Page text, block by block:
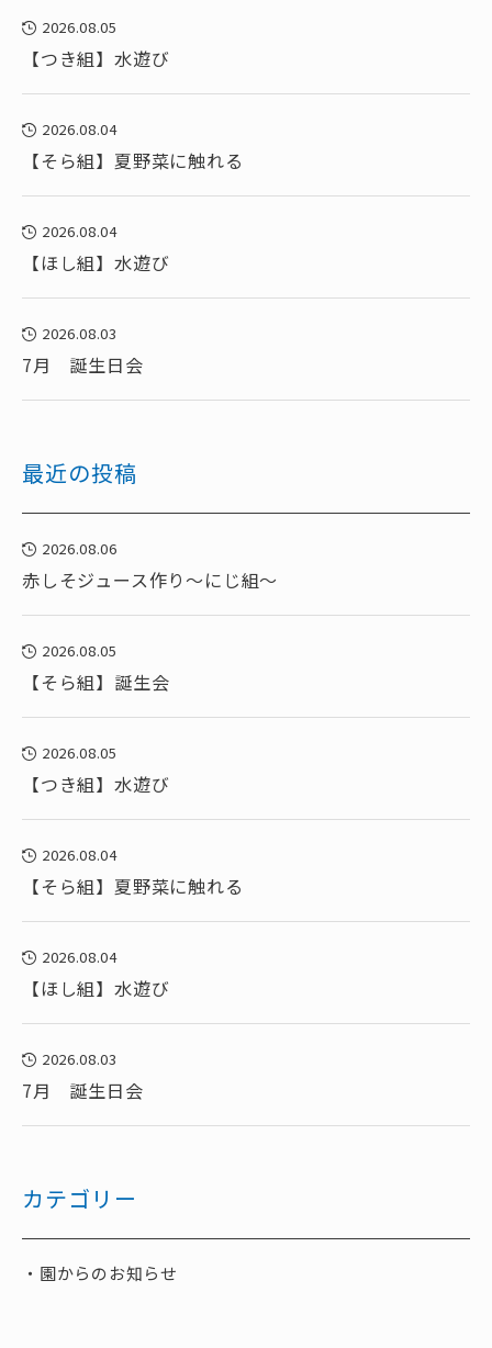
2026.08.05
【つき組】水遊び
2026.08.04
【そら組】夏野菜に触れる
2026.08.04
【ほし組】水遊び
2026.08.03
7月 誕生日会
最近の投稿
2026.08.06
赤しそジュース作り～にじ組～
2026.08.05
【そら組】誕生会
2026.08.05
【つき組】水遊び
2026.08.04
【そら組】夏野菜に触れる
2026.08.04
【ほし組】水遊び
2026.08.03
7月 誕生日会
カテゴリー
園からのお知らせ